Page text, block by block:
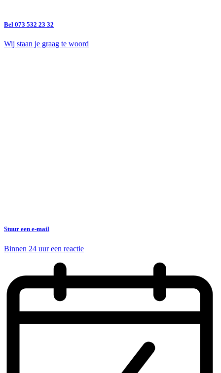
Bel 073 532 23 32
Wij staan je graag te woord
Stuur een e-mail
Binnen 24 uur een reactie